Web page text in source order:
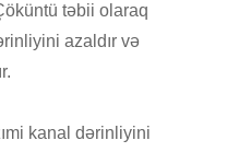
təbii olaraq
azaldır və
kanal dərinliyini